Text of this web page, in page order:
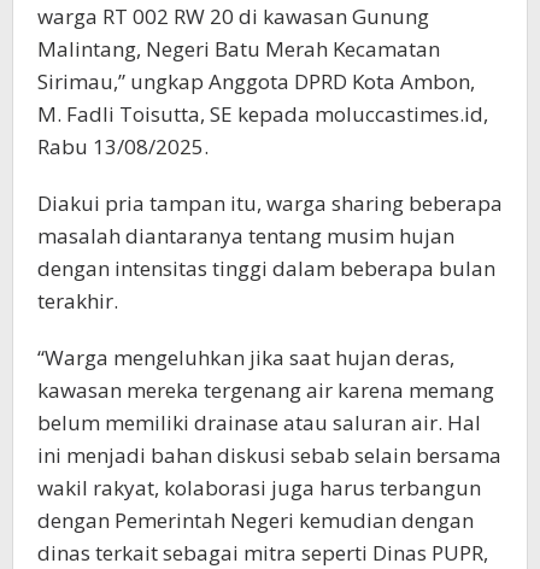
warga RT 002 RW 20 di kawasan Gunung
Malintang, Negeri Batu Merah Kecamatan
Sirimau,” ungkap Anggota DPRD Kota Ambon,
M. Fadli Toisutta, SE kepada moluccastimes.id,
Rabu 13/08/2025.
Diakui pria tampan itu, warga sharing beberapa
masalah diantaranya tentang musim hujan
dengan intensitas tinggi dalam beberapa bulan
terakhir.
“Warga mengeluhkan jika saat hujan deras,
kawasan mereka tergenang air karena memang
belum memiliki drainase atau saluran air. Hal
ini menjadi bahan diskusi sebab selain bersama
wakil rakyat, kolaborasi juga harus terbangun
dengan Pemerintah Negeri kemudian dengan
dinas terkait sebagai mitra seperti Dinas PUPR,